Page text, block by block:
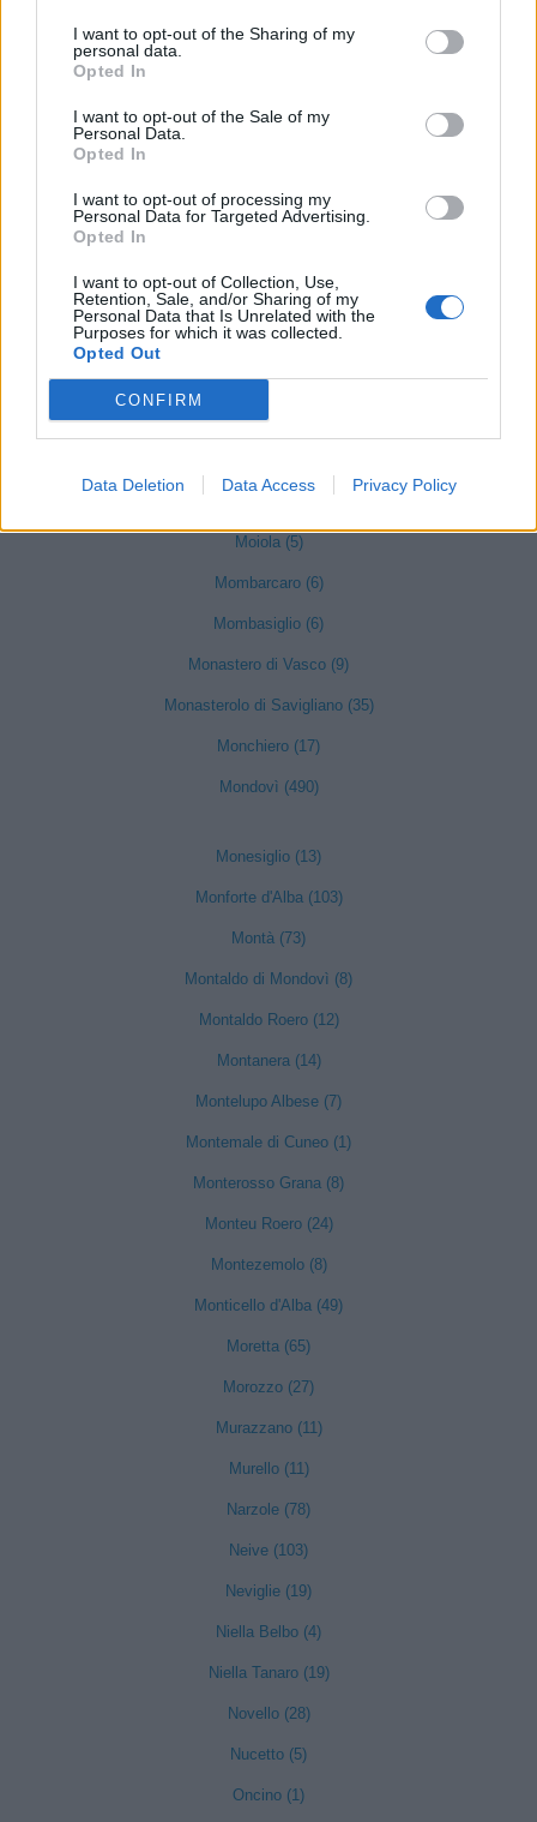
I want to opt-out of the Sharing of my
personal data.
Opted In
I want to opt-out of the Sale of my
Personal Data.
Opted In
I want to opt-out of processing my
Personal Data for Targeted Advertising.
Opted In
I want to opt-out of Collection, Use,
Retention, Sale, and/or Sharing of my
Personal Data that Is Unrelated with the
Purposes for which it was collected.
Opted Out
CONFIRM
Data Deletion Data Access Privacy Policy
Mango (26)
Marene (74)
Margarita (15)
Marmora (5)
Marsaglia (3)
Moiola (5)
Mombarcaro (6)
Mombasiglio (6)
Monastero di Vasco (9)
Monasterolo di Savigliano (35)
Monchiero (17)
Mondovì (490)
Monesiglio (13)
Monforte d'Alba (103)
Montà (73)
Montaldo di Mondovì (8)
Montaldo Roero (12)
Montanera (14)
Montelupo Albese (7)
Montemale di Cuneo (1)
Monterosso Grana (8)
Monteu Roero (24)
Montezemolo (8)
Monticello d'Alba (49)
Moretta (65)
Morozzo (27)
Murazzano (11)
Murello (11)
Narzole (78)
Neive (103)
Neviglie (19)
Niella Belbo (4)
Niella Tanaro (19)
Novello (28)
Nucetto (5)
Oncino (1)